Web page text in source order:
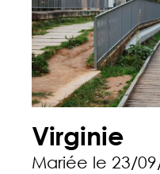
Virginie
Mariée le 23/